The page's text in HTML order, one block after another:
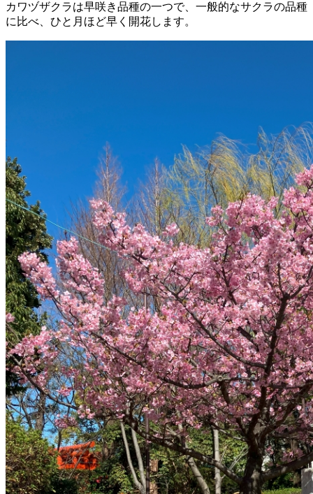
カワヅザクラは早咲き品種の一つで、一般的なサクラの品種
に比べ、ひと月ほど早く開花します。